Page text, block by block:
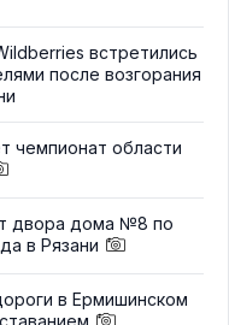
встретились
после возгорания
чемпионат области
двора дома №8 по
в Рязани
в Ермишинском